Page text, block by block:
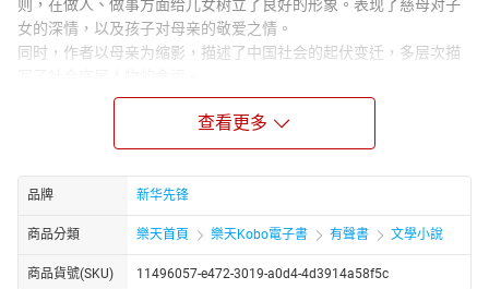
则，在做人、做事方面给儿女树立了良好的形象。表现了慈母对子
女的深情，以及孩子对母亲的敬爱之情。
同时，作者以母亲为缩影，描述了中国社会的起伏变迁，多层次描
小说语言朴实，字里行间充满了感人至深的意境，在严肃的同时，
作者巧妙的文笔又让文章时不时充满幽默氛围。作品体现了中国人
对家的看重，也含有父母为子女无条件付出的精神，具备及其强烈
的人文关怀。
作者简介：
梁晓声，原名梁绍生，祖籍山东荣成，1949年生于哈尔滨，当代知
名作家、学者。北京语言大学人文学院资深教授，全国政协委员、
中央文史研究馆馆员。至今创作了包括散文、小说、杂论、纪实文
查看更多
品牌 新华先锋
商品分類 樂天首頁 樂天Kobo電子書 有聲書 文學小說
商品貨號(SKU) 11496057-e472-3019-a0d4-4d3914a58f5c